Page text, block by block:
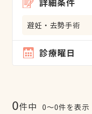
避妊・去勢手術
診療曜日
0件中 0〜0件を表示